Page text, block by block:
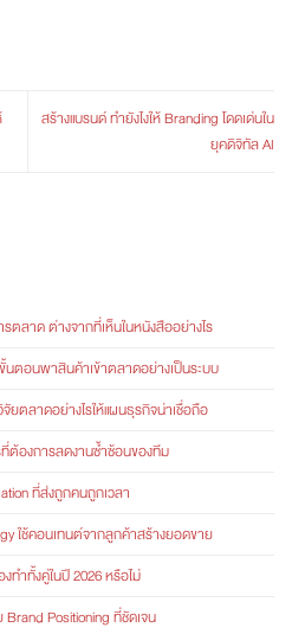
สร้างแบรนด์ ทำยังไงให้ Branding โดดเด่นใน
ยุคดิจิทัล AI
ตลาด ต่างจากที่เห็นในหนังสืออย่างไร
นตอนพาสินค้าเข้าตลาดอย่างเป็นระบบ
ยตลาดอย่างไรให้แผนธุรกิจน่าเชื่อถือ
ต้องการลดงานซ้ำซ้อนของทีม
ที่ส่งถูกคนถูกเวลา
ใช้คอนเทนต์จากลูกค้าสร้างยอดขาย
ทำทั้งคู่ในปี 2026 หรือไม่
Positioning ที่ชัดเจน